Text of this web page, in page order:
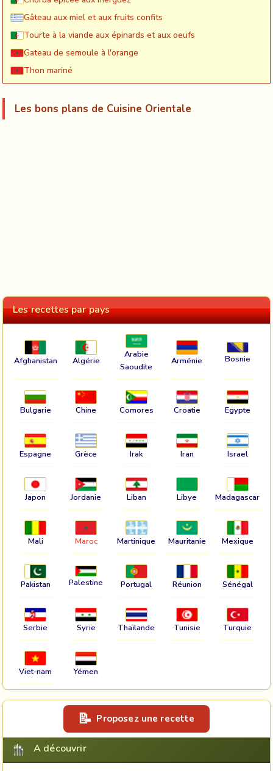
Gâteau aux miel et aux fruits confits
Tourte à la viande aux épinards et aux oeufs
Gateau de semoule à l'orange
Thon mariné
Les bons plans de Cuisine Orientale
Les recettes par pays
Afghanistan Algérie
Arabie
Saoudite
Arménie Bosnie
Bulgarie Chine Comores Croatie Egypte
Espagne Grèce Irak Iran Israel
Japon Jordanie Liban Libye Madagascar
Mali Maroc Martinique Mauritanie Mexique
Pakistan Palestine Portugal Réunion Sénégal
Serbie Syrie Thaïlande Tunisie Turquie
Viet-nam Yémen
Proposez une recette
A découvrir